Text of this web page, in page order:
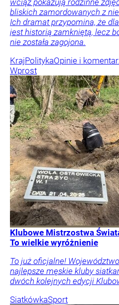
bliskich zamordowanych z
Ich dramat przypomina, że
jest historią zamkniętą, lecz
nie została zagojona.
KrajPolitykaOpinie i
Wprost
Klubowe Mistrzostwa
To wielkie wyróżnienie
To już oficjalne!
najlepsze męskie kluby
dwóch kolejnych edycji
SiatkówkaSport